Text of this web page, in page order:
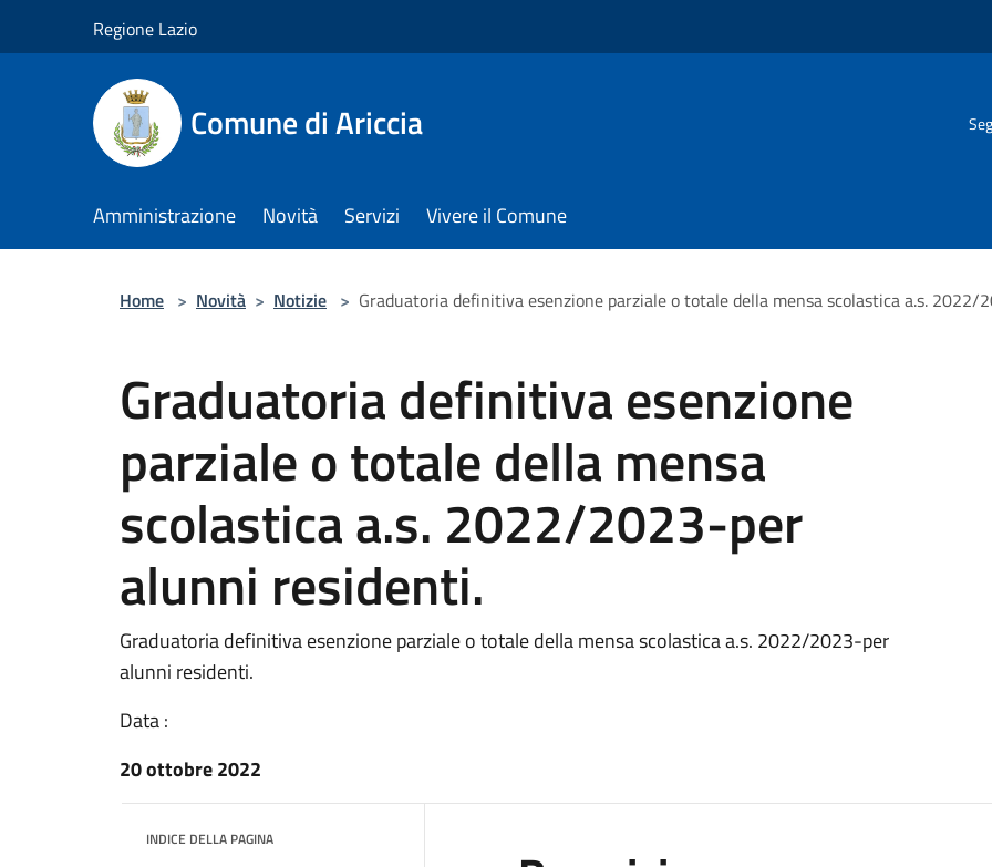
Regione Lazio
Comune di Ariccia
Amministrazione Novità Servizi Vivere il Comune
Home > Novità > Notizie > Graduatoria definitiva esenzione parziale o totale della mensa scolastica a.s.
Graduatoria definitiva esenzione
parziale o totale della mensa
scolastica a.s. 2022/2023-per
alunni residenti.
Graduatoria definitiva esenzione parziale o totale della mensa scolastica a.s. 2022/2023-per
alunni residenti.
Data :
20 ottobre 2022
INDICE DELLA PAGINA